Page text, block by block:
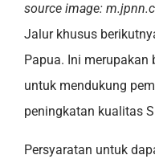
source image:
Jalur khusus
Papua. Ini
untuk mendukung
peningkatan kualitas
Persyaratan untuk